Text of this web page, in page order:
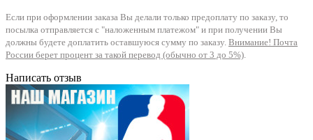
Если при оформлении заказа Вы делали только предоплату по заказу, то
посылка отправляется с "наложенным платежом" и при получении Вы
должны будете доплатить оставшуюся сумму по заказу. Внимание! Почта
России берет процент за такой перевод (обычно от 3 до 5%).
Написать отзыв